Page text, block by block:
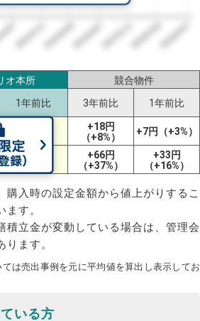
072024/112025/032025/072025/112026/032026/07
オ本所
競合物件
1年前比 3年前比 1年前比
（+8%）
+18円
（+8%）
+7円（+3%）
+102円
（+52%）
+66円
（+37%）
+33円
（+16%）
購入時の設定金額から値上がりするこ
す。
積立金が変動している場合は、管理会
ます。
は売出事例を元に平均値を算出し表示してお
いる方